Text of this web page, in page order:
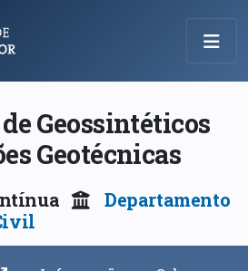
Geossintéticos
Geotécnicas
Departamento